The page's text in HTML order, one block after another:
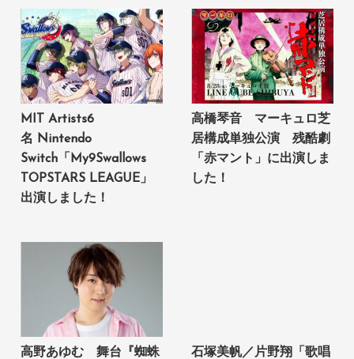
MIT Artists6
名 Nintendo
Switch「My9Swallows
TOPSTARS LEAGUE」
出演しました！
高橋琴音 マーキュロ芝
居構成単独公演 残酷劇
「赤マント」に出演しま
した！
高野あゆむ 舞台『蜘蛛
石塚美帆／片野翔「歌唱